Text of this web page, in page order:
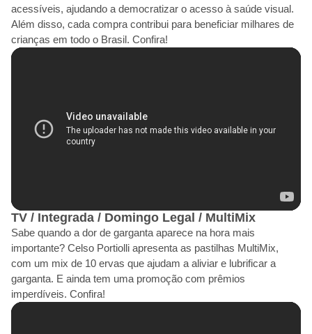
acessíveis, ajudando a democratizar o acesso à saúde visual.
Além disso, cada compra contribui para beneficiar milhares de
crianças em todo o Brasil. Confira!
TV / Integrada / Domingo Legal / MultiMix
Sabe quando a dor de garganta aparece na hora mais
importante? Celso Portiolli apresenta as pastilhas MultiMix,
com um mix de 10 ervas que ajudam a aliviar e lubrificar a
garganta. E ainda tem uma promoção com prêmios
imperdíveis. Confira!